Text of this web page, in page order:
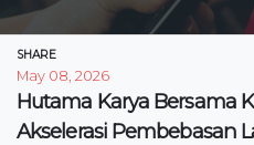
SHARE
May 08, 2026
Hutama Karya Bersama
Akselerasi Pembebasan